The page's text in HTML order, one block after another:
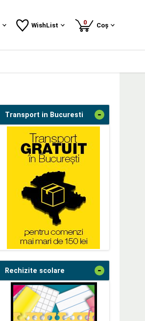
WishList 0produse
Coș
Transport in Bucuresti -
Rechizite scolare -